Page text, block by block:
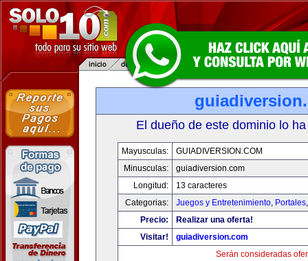
El dueño de este dominio lo
Mayusculas:
GUIADIVERSION.COM
Minusculas:
guiadiversion.com
Longitud:
13 caracteres
Categorias:
Juegos y Entretenimiento, Portales
Precio:
Realizar una oferta!
Visitar!
guiadiversion.com
Serán consideradas